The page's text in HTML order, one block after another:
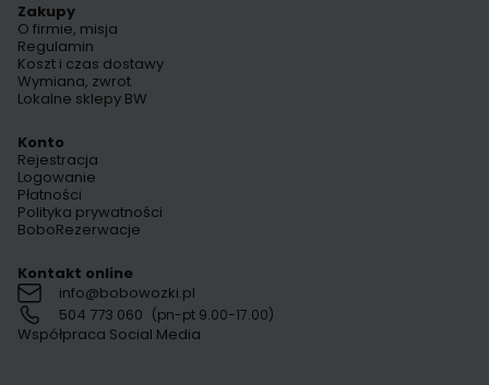
Zakupy
O firmie, misja
Regulamin
Koszt i czas dostawy
Wymiana, zwrot
Lokalne sklepy BW
Konto
Rejestracja
Logowanie
Płatności
Polityka prywatności
BoboRezerwacje
Kontakt online
info@bobowozki.pl
504 773 060 (pn-pt 9.00-17.00)
Współpraca Social Media